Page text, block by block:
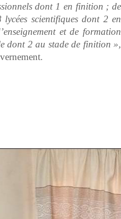
dont 1 en finition ; de
scientifiques dont 2 en
et de formation
dont 2 au stade de finition »,